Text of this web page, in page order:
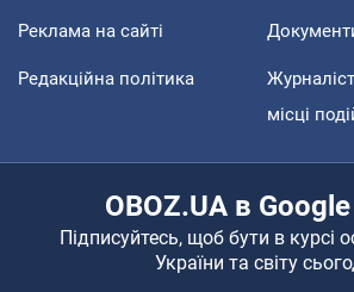
Реклама на сайті
Редакційна політика
місці
OBOZ.UA в
Підписуйтесь, щоб бути в курсі
України та світу